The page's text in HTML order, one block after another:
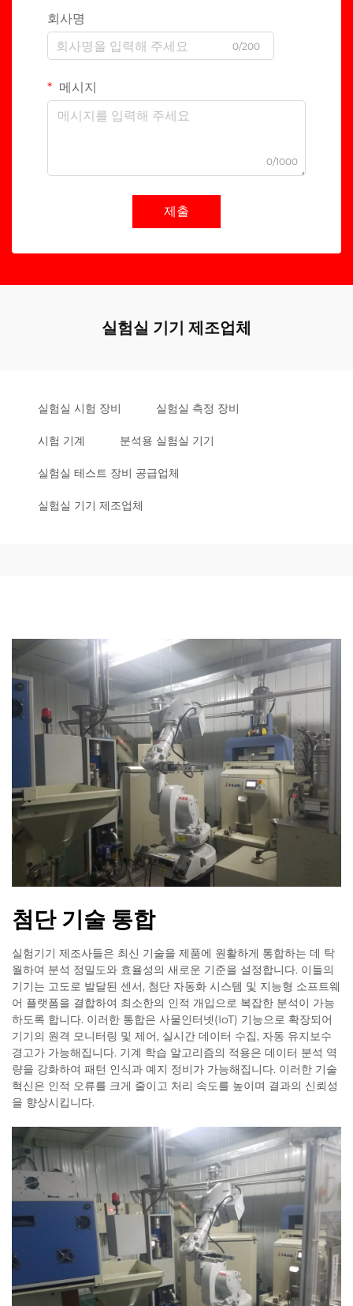
회사명
0/200
메시지
0/1000
제출
실험실 기기 제조업체
실험실 시험 장비 실험실 측정 장비
시험 기계 분석용 실험실 기기
실험실 테스트 장비 공급업체
실험실 기기 제조업체
첨단 기술 통합
실험기기 제조사들은 최신 기술을 제품에 원활하게 통합하는 데 탁
월하여 분석 정밀도와 효율성의 새로운 기준을 설정합니다. 이들의
기기는 고도로 발달된 센서, 첨단 자동화 시스템 및 지능형 소프트웨
어 플랫폼을 결합하여 최소한의 인적 개입으로 복잡한 분석이 가능
하도록 합니다. 이러한 통합은 사물인터넷(IoT) 기능으로 확장되어
기기의 원격 모니터링 및 제어, 실시간 데이터 수집, 자동 유지보수
경고가 가능해집니다. 기계 학습 알고리즘의 적용은 데이터 분석 역
량을 강화하여 패턴 인식과 예지 정비가 가능해집니다. 이러한 기술
혁신은 인적 오류를 크게 줄이고 처리 속도를 높이며 결과의 신뢰성
을 향상시킵니다.